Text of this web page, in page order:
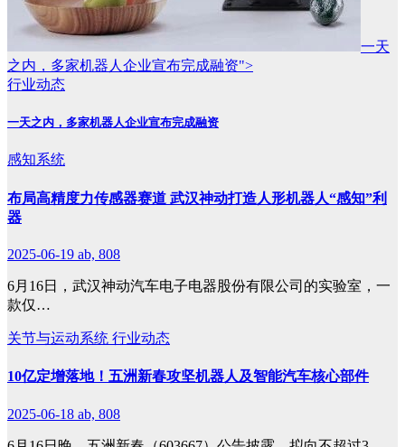
一天
之内，多家机器人企业宣布完成融资">
行业动态
一天之内，多家机器人企业宣布完成融资
感知系统
布局高精度力传感器赛道 武汉神动打造人形机器人“感知”利
器
2025-06-19 ab, 808
6月16日，武汉神动汽车电子电器股份有限公司的实验室，一
款仅…
关节与运动系统 行业动态
10亿定增落地！五洲新春攻坚机器人及智能汽车核心部件
2025-06-18 ab, 808